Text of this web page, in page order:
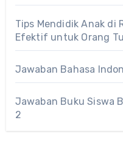
Tips Mendidik Anak di
Efektif untuk Orang
Jawaban Bahasa
Jawaban Buku Siswa
2